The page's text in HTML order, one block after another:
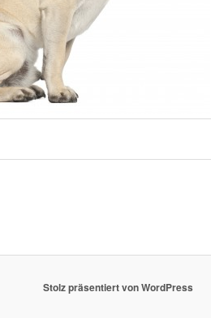
Stolz präsentiert von WordPress